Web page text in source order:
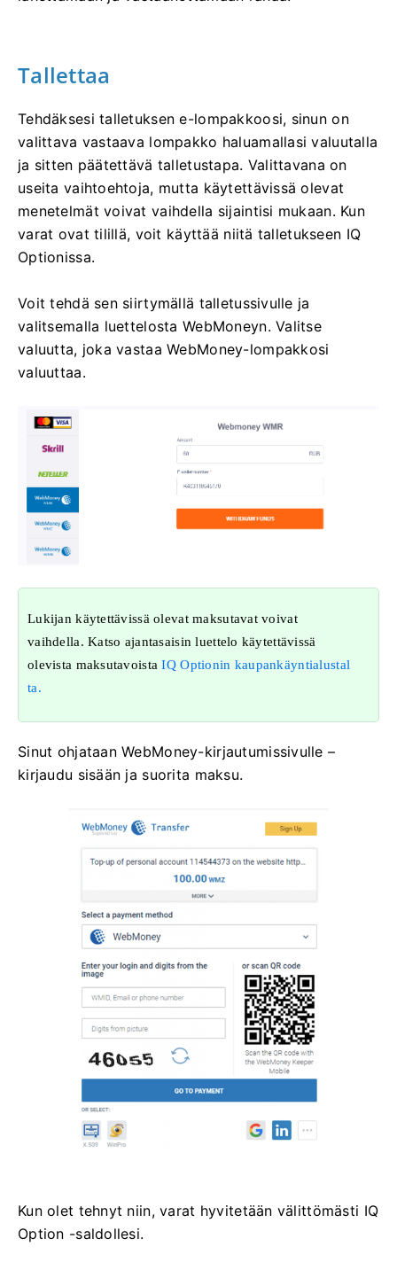
Tallettaa
Tehdäksesi talletuksen e-lompakkoosi, sinun on
valittava vastaava lompakko haluamallasi valuutalla
ja sitten päätettävä talletustapa. Valittavana on
useita vaihtoehtoja, mutta käytettävissä olevat
menetelmät voivat vaihdella sijaintisi mukaan. Kun
varat ovat tilillä, voit käyttää niitä talletukseen IQ
Optionissa.
Voit tehdä sen siirtymällä talletussivulle ja
valitsemalla luettelosta WebMoneyn. Valitse
valuutta, joka vastaa WebMoney-lompakkosi
valuuttaa.
Lukijan käytettävissä olevat maksutavat voivat
vaihdella. Katso ajantasaisin luettelo käytettävissä
olevista maksutavoistaIQ Optionin kaupankäyntialustal
ta.
Sinut ohjataan WebMoney-kirjautumissivulle –
kirjaudu sisään ja suorita maksu.
Kun olet tehnyt niin, varat hyvitetään välittömästi IQ
Option -saldollesi.